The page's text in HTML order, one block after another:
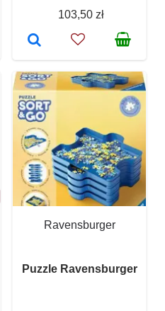
103,50 zł
Ravensburger
Puzzle Ravensburger